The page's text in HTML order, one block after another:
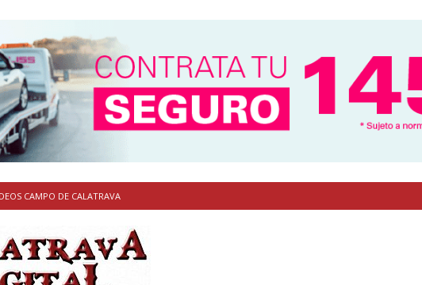
CAMPO DE CALATRAVA